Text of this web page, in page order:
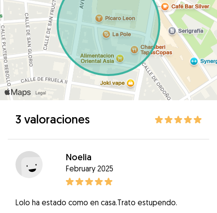
3 valoraciones
Noelia
February 2025
Lolo ha estado como en casa.Trato estupendo.